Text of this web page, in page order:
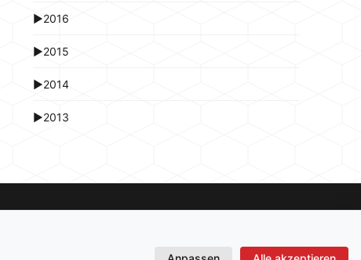
►2016
►2015
►2014
►2013